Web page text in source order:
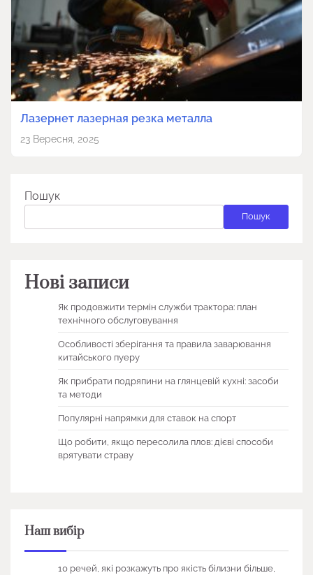
Лазернет лазерная резка металла
23 Вересня, 2025
Пошук
Пошук
Нові записи
Як продовжити термін служби трактора: план
технічного обслуговування
Особливості зберігання та правила заварювання
китайського пуеру
Як прибрати подряпини на глянцевій кухні: засоби
та методи
Популярні напрямки для ставок на спорт
Що робити, якщо пересолила плов: дієві способи
врятувати страву
Наш вибір
10 речей, які розкажуть про якість білизни більше,